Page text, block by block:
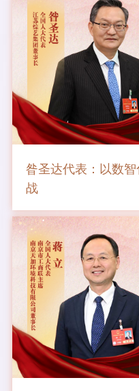
昝圣达代表：以数
战